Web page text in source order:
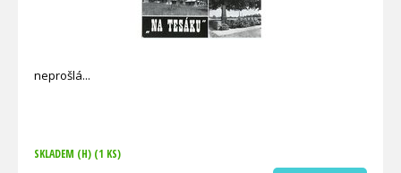
neprošlá
SKLADEM (H) (1 KS)